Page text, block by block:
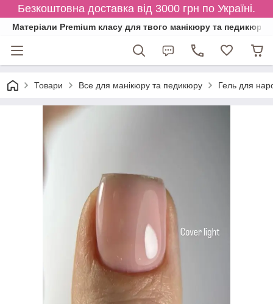
Безкоштовна доставка від 3000 грн по Україні.
Матеріали Premium класу для твого манікюру та педикюру
Товари Все для манікюру та педикюру Гель для